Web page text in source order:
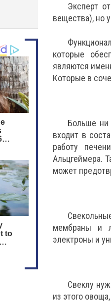
Эксперт
вещества), но
которые
являются
Которые в
Больше ни
входит в
работу
Альцгеймера.
может
мембраны и
электроны и
Свеклу
из этого